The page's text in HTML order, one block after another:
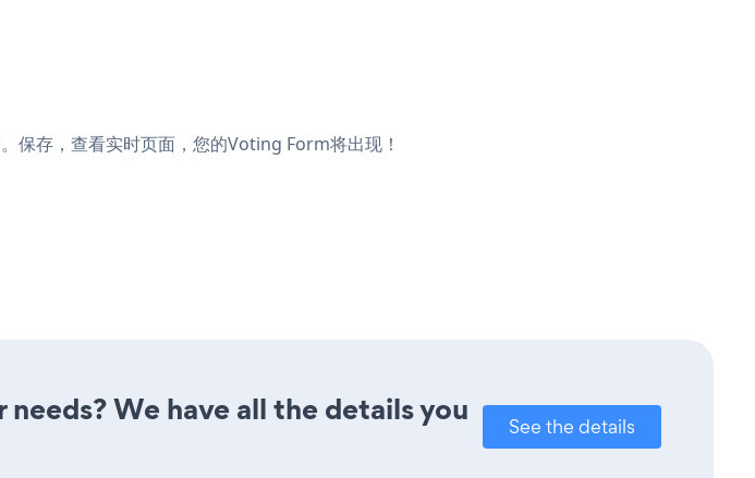
存，查看实时页面，您的Voting Form将出现！
We have all the details you
See the details